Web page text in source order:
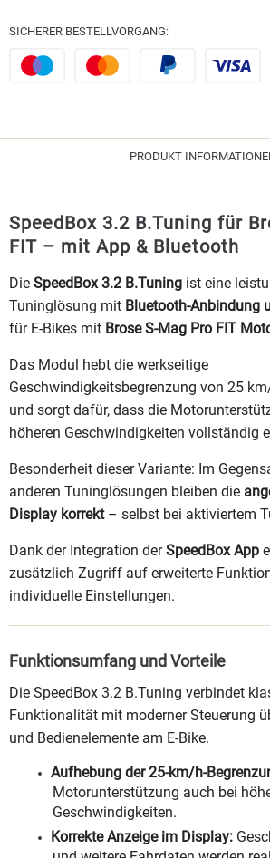
SICHERER BESTELLVORGANG:
PRODUKT
SpeedBox 3.2 B.Tuning für
FIT – mit App & Bluetooth
Die SpeedBox 3.2 B.Tuning ist eine
Tuninglösung mit Bluetooth-Anbindung
für E-Bikes mit Brose S-Mag Pro FIT
Das Modul hebt die werkseitige
Geschwindigkeitsbegrenzung von 25
und sorgt dafür, dass die
höheren Geschwindigkeiten vollständig
Besonderheit dieser Variante: Im
anderen Tuninglösungen bleiben die
Display korrekt– selbst bei aktiviertem
Dank der Integration derSpeedBox App
zusätzlich Zugriff auf erweiterte
individuelle Einstellungen.
Funktionsumfang und Vorteile
Die SpeedBox 3.2 B.Tuning verbindet
Funktionalität mit moderner Steuerung
und Bedienelemente am E-Bike.
Aufhebung der 25-km/h-
Motorunterstützung auch bei
Geschwindigkeiten.
Korrekte Anzeige im Display: